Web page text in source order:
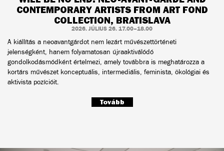
CONTEMPORARY ARTISTS FROM ART FOND
COLLECTION, BRATISLAVA
2026. JÚLIUS 26. 17.00–18.00
A kiállítás a neoavantgárdot nem lezárt művészettörténeti
jelenségként, hanem folyamatosan újraaktiválódó
gondolkodásmódként értelmezi, amely továbbra is meghatározza a
kortárs művészet konceptuális, intermediális, feminista, ökológiai és
aktivista pozícióit.
Tovább